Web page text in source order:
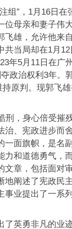
组”，1月16日在
位母亲和妻子伟
飞雄，允许他来
当局却在1月12
年5月11日在广
政治权利3年。
原判。现郭飞
刑，身心倍受摧
治、宪政进步而
一面旗帜，是名
力和道德勇气，
文章，包括面对
地阐述了宪政民
事业提出了一系
了英勇非凡的业